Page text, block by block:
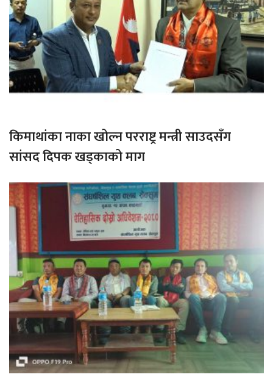
किमाथांका नाका खोल्न परराष्ट्र मन्त्री साउदसँग
सांसद दिपक खड्काको माग